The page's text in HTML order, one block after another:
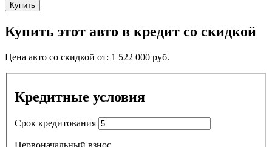
Купить
Купить этот авто в кредит со скидкой
Цена авто со скидкой от: 1 522 000 руб.
Кредитные условия
Срок кредитования